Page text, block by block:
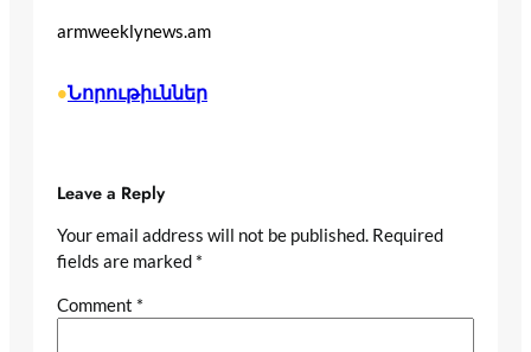
armweeklynews.am
•Նորութիւններ
Leave a Reply
Your email address will not be published. Required
fields are marked *
Comment *